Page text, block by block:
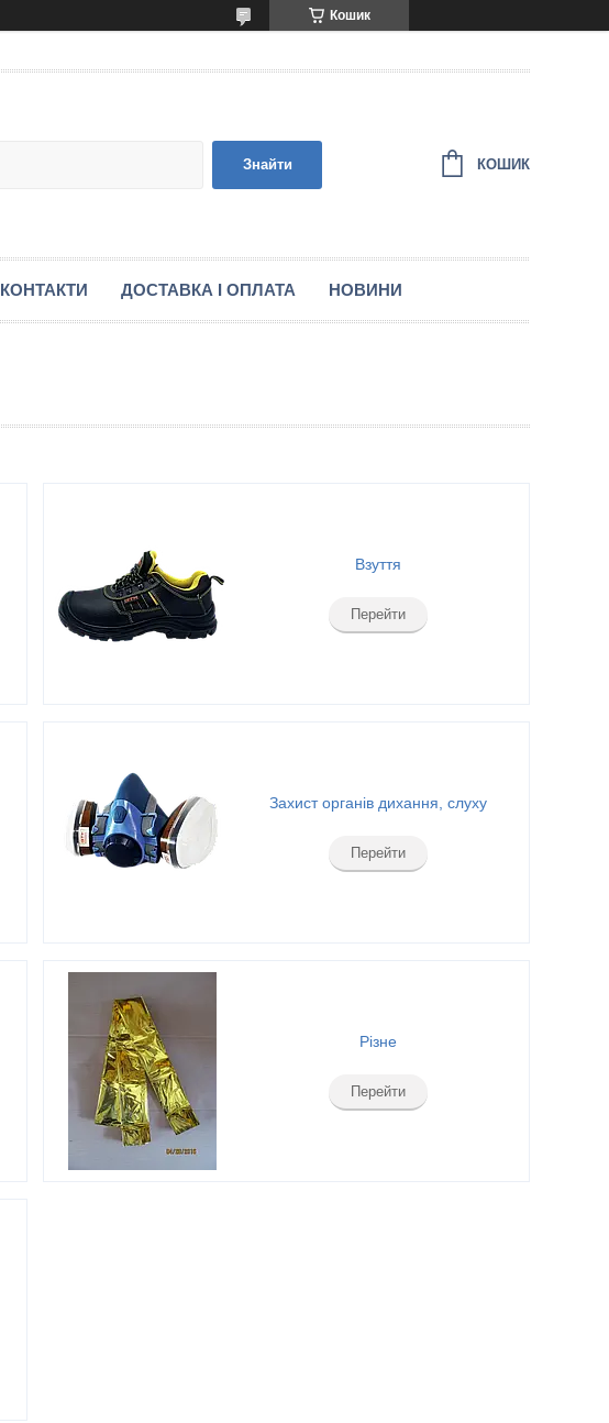
Кошик
Знайти КОШИК
КОНТАКТИ ДОСТАВКА І ОПЛАТА НОВИНИ
Взуття
Перейти
Захист органів дихання, слуху
Перейти
Різне
Перейти